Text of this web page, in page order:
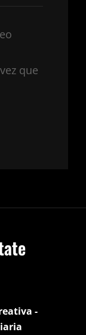
que
-